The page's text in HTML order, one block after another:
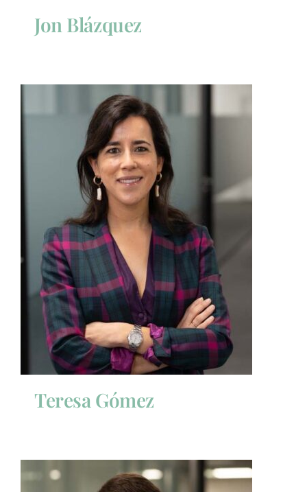
Jon Blázquez
Teresa Gómez